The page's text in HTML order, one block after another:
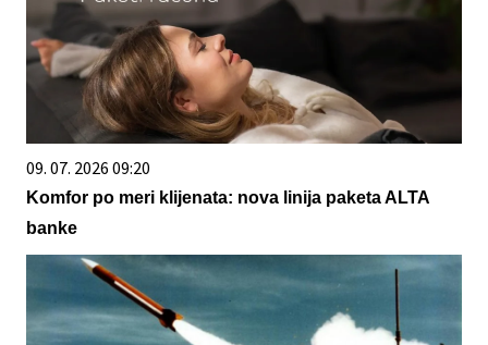
09. 07. 2026 09:20
Komfor po meri klijenata: nova linija paketa ALTA
banke